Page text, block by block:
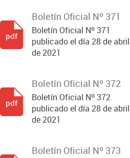
Boletín Oficial Nº 371
Boletín Oficial Nº 371
publicado el día 28 de abril
de 2021
pdf
Boletín Oficial Nº 372
Boletín Oficial Nº 372
publicado el día 28 de abril
de 2021
pdf
Boletín Oficial Nº 373